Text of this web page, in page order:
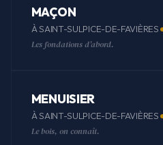
MAÇON
À SAINT-SULPICE-DE-FAVIÈRES
Les fondations d'abord.
MENUISIER
À SAINT-SULPICE-DE-FAVIÈRES
Le bois, on connaît.